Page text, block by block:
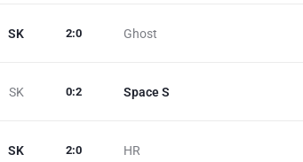
SK Ghost
2:0
SK Space S
0:2
SK HR
2:0